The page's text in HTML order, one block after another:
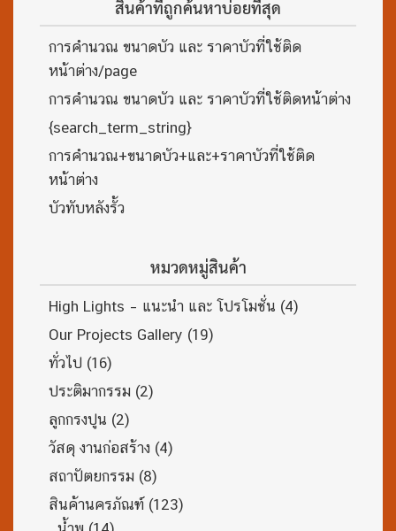
สินค้าที่ถูกค้นหาบ่อยที่สุด
การคำนวณ ขนาดบัว และ ราคาบัวที่ใช้ติด
หน้าต่าง/page
การคำนวณ ขนาดบัว และ ราคาบัวที่ใช้ติดหน้าต่าง
{search_term_string}
การคำนวณ+ขนาดบัว+และ+ราคาบัวที่ใช้ติด
หน้าต่าง
บัวทับหลังรั้ว
หมวดหมู่สินค้า
High Lights – แนะนำ และ โปรโมชั่น (4)
Our Projects Gallery (19)
ทั่วไป (16)
ประติมากรรม (2)
ลูกกรงปูน (2)
วัสดุ งานก่อสร้าง (4)
สถาปัตยกรรม (8)
สินค้านครภัณฑ์ (123)